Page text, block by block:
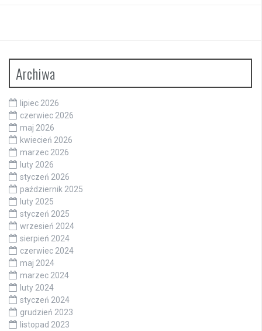
Archiwa
lipiec 2026
czerwiec 2026
maj 2026
kwiecień 2026
marzec 2026
luty 2026
styczeń 2026
październik 2025
luty 2025
styczeń 2025
wrzesień 2024
sierpień 2024
czerwiec 2024
maj 2024
marzec 2024
luty 2024
styczeń 2024
grudzień 2023
listopad 2023